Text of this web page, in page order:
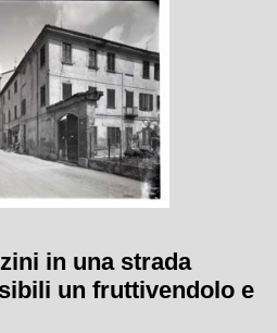
in una strada
un fruttivendolo e